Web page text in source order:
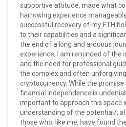
supportive attitude, made what
harrowing experience
successful recovery of my ETH
to their capabilities and a
the end of a long and arduous
experience, I am reminded of the
and the need for professional
the complex and often
cryptocurrency. While the
financial independence is
important to approach this space
understanding of the potential/; al
those who, like me, have found